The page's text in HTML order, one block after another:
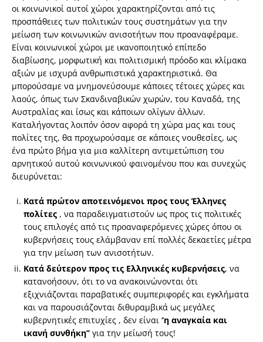
οι κοινωνικοί αυτοί χώροι χαρακτηρίζονται από τις
προσπάθειες των πολιτικών τους συστημάτων για την
μείωση των κοινωνικών ανισοτήτων που προαναφέραμε.
Είναι κοινωνικοί χώροι με ικανοποιητικό επίπεδο
διαβίωσης, μορφωτική και πολιτισμική πρόοδο και κλίμακα
αξιών με ισχυρά ανθρωπιστικά χαρακτηριστικά. Θα
μπορούσαμε να μνημονεύσουμε κάποιες τέτοιες χώρες και
λαούς, όπως των Σκανδιναβικών χωρών, του Καναδά, της
Αυστραλίας και ίσως και κάποιων ολίγων άλλων.
Καταλήγοντας λοιπόν όσον αφορά τη χώρα μας και τους
πολίτες της, θα προχωρούσαμε σε κάποιες νουθεσίες, ως
ένα πρώτο βήμα για μια καλλίτερη αντιμετώπιση του
αρνητικού αυτού κοινωνικού φαινομένου που και συνεχώς
διευρύνεται:
Κατά πρώτον αποτεινόμενοι προς τους Έλληνες
πολίτες , να παραδειγματιστούν ως προς τις πολιτικές
τους επιλογές από τις προαναφερόμενες χώρες όπου οι
κυβερνήσεις τους ελάμβαναν επί πολλές δεκαετίες μέτρα
για την μείωση των ανισοτήτων.
Κατά δεύτερον προς τις Ελληνικές κυβερνήσεις, να
κατανοήσουν, ότι το να ανακοινώνονται ότι
εξιχνιάζονται παραβατικές συμπεριφορές και εγκλήματα
και να παρουσιάζονται διθυραμβικά ως μεγάλες
κυβερνητικές επιτυχίες , δεν είναι ‘’η αναγκαία και
ικανή συνθήκη’’ για την μείωσή τους!